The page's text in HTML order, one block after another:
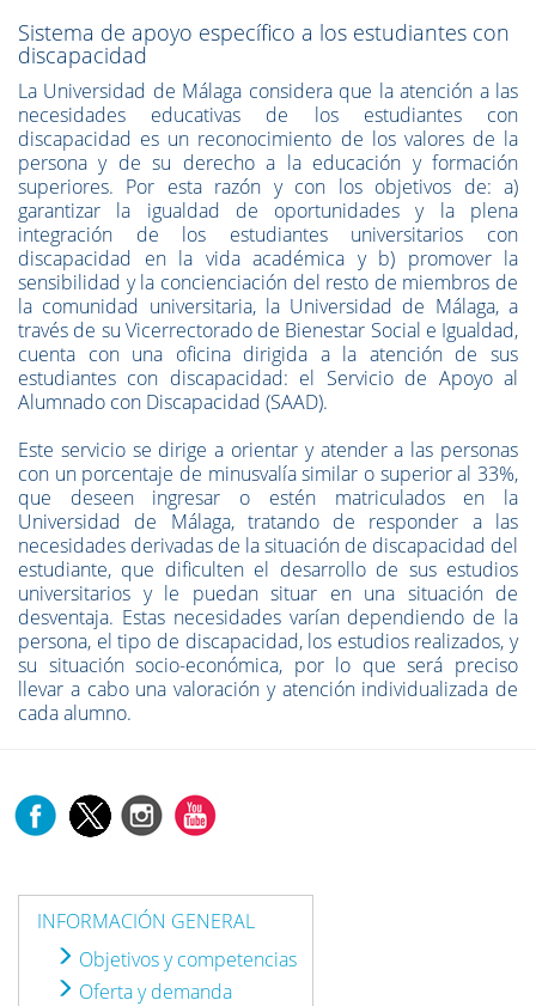
Sistema de apoyo específico a los estudiantes con
discapacidad
La Universidad de Málaga considera que la atención a las
necesidades educativas de los estudiantes con
discapacidad es un reconocimiento de los valores de la
persona y de su derecho a la educación y formación
superiores. Por esta razón y con los objetivos de: a)
garantizar la igualdad de oportunidades y la plena
integración de los estudiantes universitarios con
discapacidad en la vida académica y b) promover la
sensibilidad y la concienciación del resto de miembros de
la comunidad universitaria, la Universidad de Málaga, a
través de su Vicerrectorado de Bienestar Social e Igualdad,
cuenta con una oficina dirigida a la atención de sus
estudiantes con discapacidad: el Servicio de Apoyo al
Alumnado con Discapacidad (SAAD).
Este servicio se dirige a orientar y atender a las personas
con un porcentaje de minusvalía similar o superior al 33%,
que deseen ingresar o estén matriculados en la
Universidad de Málaga, tratando de responder a las
necesidades derivadas de la situación de discapacidad del
estudiante, que dificulten el desarrollo de sus estudios
universitarios y le puedan situar en una situación de
desventaja. Estas necesidades varían dependiendo de la
persona, el tipo de discapacidad, los estudios realizados, y
su situación socio-económica, por lo que será preciso
llevar a cabo una valoración y atención individualizada de
cada alumno.
INFORMACIÓN GENERAL
Objetivos y competencias
Oferta y demanda